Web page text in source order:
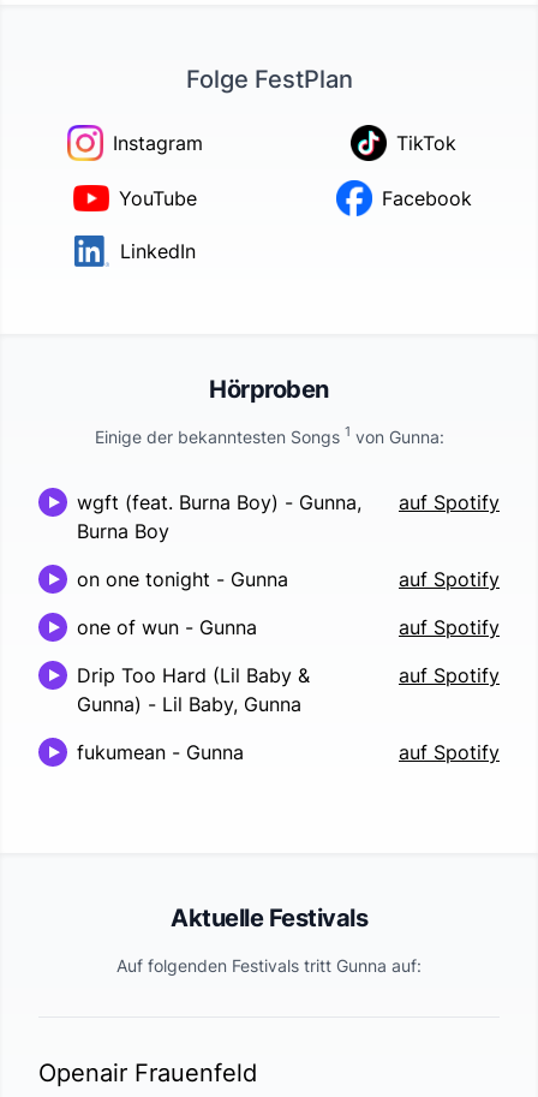
Folge FestPlan
Instagram TikTok
YouTube Facebook
LinkedIn
Hörproben
Einige der bekanntesten Songs 1 von Gunna:
wgft (feat. Burna Boy) - Gunna,
Burna Boy
auf Spotify
on one tonight - Gunna
auf Spotify
one of wun - Gunna
auf Spotify
Drip Too Hard (Lil Baby &
Gunna) - Lil Baby, Gunna
auf Spotify
fukumean - Gunna auf Spotify
Aktuelle Festivals
Auf folgenden Festivals tritt Gunna auf:
Openair Frauenfeld